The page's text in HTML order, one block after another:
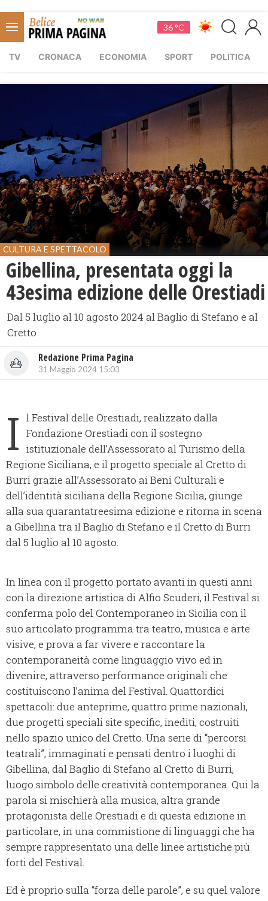
36 °C
TV CRONACA ECONOMIA SPORT POLITICA
CULTURA E SPETTACOLO
Gibellina, presentata oggi la
43esima edizione delle Orestiadi
Dal 5 luglio al 10 agosto 2024 al Baglio di Stefano e al
Cretto
Redazione Prima Pagina
31 Maggio 2024 15:03
I l Festival delle Orestiadi, realizzato dalla
Fondazione Orestiadi con il sostegno
istituzionale dell’Assessorato al Turismo della
Regione Siciliana, e il progetto speciale al Cretto di
Burri grazie all’Assessorato ai Beni Culturali e
dell’identità siciliana della Regione Sicilia, giunge
alla sua quarantatreesima edizione e ritorna in scena
a Gibellina tra il Baglio di Stefano e il Cretto di Burri
dal 5 luglio al 10 agosto.
In linea con il progetto portato avanti in questi anni
con la direzione artistica di Alfio Scuderi, il Festival si
conferma polo del Contemporaneo in Sicilia con il
suo articolato programma tra teatro, musica e arte
visive, e prova a far vivere e raccontare la
contemporaneità come linguaggio vivo ed in
divenire, attraverso performance originali che
costituiscono l’anima del Festival. Quattordici
spettacoli: due anteprime, quattro prime nazionali,
due progetti speciali site specific, inediti, costruiti
nello spazio unico del Cretto. Una serie di “percorsi
teatrali”, immaginati e pensati dentro i luoghi di
Gibellina, dal Baglio di Stefano al Cretto di Burri,
luogo simbolo delle creatività contemporanea. Qui la
parola si mischierà alla musica, altra grande
protagonista delle Orestiadi e di questa edizione in
particolare, in una commistione di linguaggi che ha
sempre rappresentato una delle linee artistiche più
forti del Festival.
Ed è proprio sulla “forza delle parole”, e su quel valore